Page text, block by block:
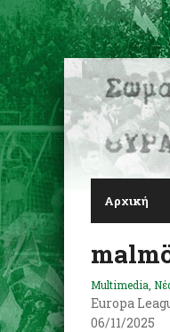
Αρχική
Multimedia
Europa
06/11/2025